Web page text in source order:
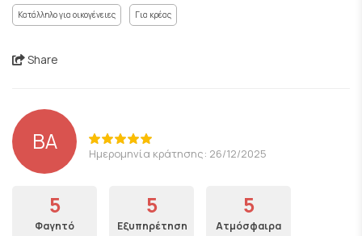
Κατάλληλο για οικογένειες Για κρέας
Share
BA Ημερομηνία κράτησης: 26/12/2025
5
Φαγητό
5
Εξυπηρέτηση
5
Ατμόσφαιρα